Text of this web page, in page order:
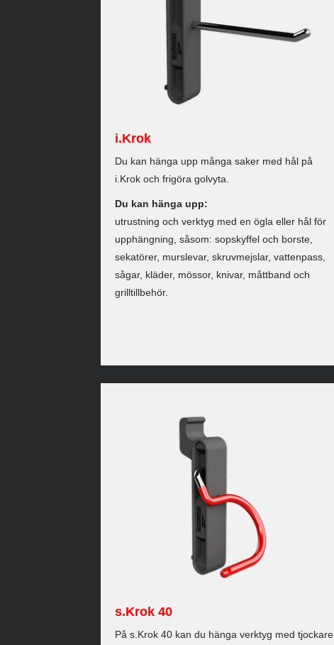
i.Krok
Du kan hänga upp många saker med hål på
i.Krok och frigöra golvyta.
Du kan hänga upp:
utrustning och verktyg med en ögla eller hål för
upphängning, såsom: sopskyffel och borste,
sekatörer, murslevar, skruvmejslar, vattenpass,
sågar, kläder, mössor, knivar, måttband och
grilltillbehör.
s.Krok 40
På s.Krok 40 kan du hänga verktyg med tjockare